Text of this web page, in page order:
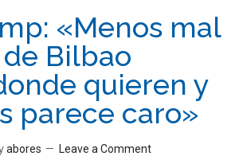
«Menos mal
Bilbao
quieren y
parece caro»
abores Leave a Comment